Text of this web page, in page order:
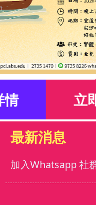
名
最新消息
加入Whatsapp 社